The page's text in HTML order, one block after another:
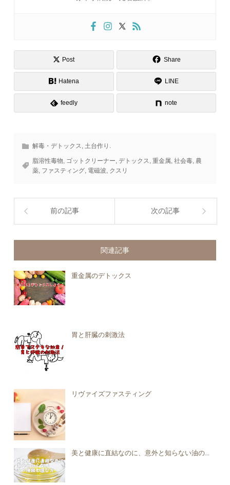
Post Share
Hatena LINE
feedly note
解毒・デトックス,土台作り.
脂溶性毒物, ゴットクリーナー,デトックス,重金属,社会毒, 農
薬, ファスティング, 電磁波, クスリ
前の記事 次の記事
関連記事
重金属のデトックス
胃と肝臓の刺激法
リヴァイズファスティング
美と健康に直結なのに、意外と知らない油の...